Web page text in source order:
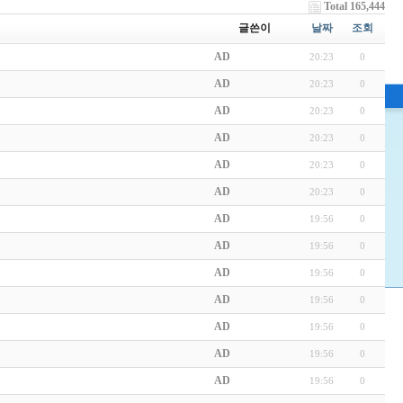
Total 165,444
글쓴이
날짜 조회
AD 20:23 0
AD 20:23 0
AD 20:23 0
AD 20:23 0
AD 20:23 0
AD 20:23 0
AD 19:56 0
AD 19:56 0
AD 19:56 0
AD 19:56 0
AD 19:56 0
AD 19:56 0
AD 19:56 0